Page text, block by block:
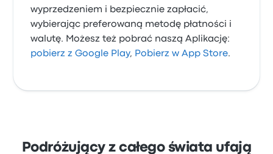
wyprzedzeniem i bezpiecznie zapłacić,
wybierając preferowaną metodę płatności i
walutę. Możesz też pobrać naszą Aplikację:
pobierz z Google Play, Pobierz w App Store.
Podróżujący z całego świata ufają